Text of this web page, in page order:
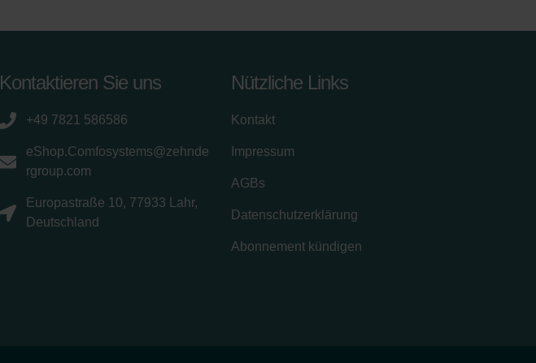
Kontaktieren Sie uns
+49 7821 586586
eShop.Comfosystems@zehnde
rgroup.com
Europastraße 10, 77933 Lahr,
Deutschland
Nützliche Links
Kontakt
Impressum
AGBs
Datenschutzerklärung
Abonnement kündigen